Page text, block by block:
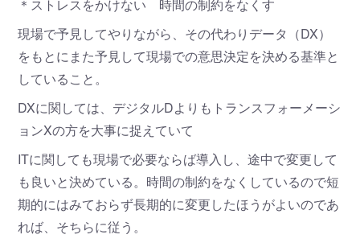
＊ストレスをかけない 時間の制約をなくす
現場で予見してやりながら、その代わりデータ（DX）
をもとにまた予見して現場での意思決定を決める基準と
していること。
DXに関しては、デジタルDよりもトランスフォーメーシ
ョンXの方を大事に捉えていて
ITに関しても現場で必要ならば導入し、途中で変更して
も良いと決めている。時間の制約をなくしているので短
期的にはみておらず長期的に変更したほうがよいのであ
れば、そちらに従う。